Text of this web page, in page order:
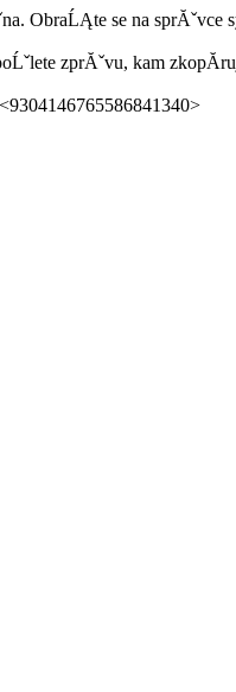
ObraĹĄte se na sprĂˇvce
zprĂˇvu, kam